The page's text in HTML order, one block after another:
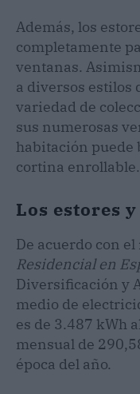
Además, los
completamente
ventanas.
a diversos estilos
variedad de
sus numerosas
habitación puede
cortina enrollable.
Los estores
De acuerdo con
Residencial en
Diversificación y
medio de
es de 3.487 kWh
mensual de
época del año.